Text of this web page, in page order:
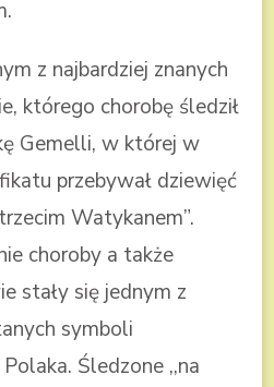
z najbardziej znanych
którego chorobę śledził
Gemelli, w której w
przebywał dziewięć
Watykanem”.
choroby a także
stały się jednym z
symboli
Śledzone ,,na